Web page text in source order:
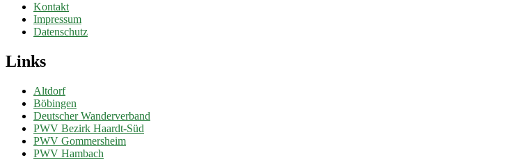
Kontakt
Impressum
Datenschutz
Links
Altdorf
Böbingen
Deutscher Wanderverband
PWV Bezirk Haardt-Süd
PWV Gommersheim
PWV Hambach